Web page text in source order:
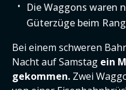
Die Waggons waren
Güterzüge beim
Bei einem schweren
Nacht auf Samstag ein
gekommen. Zwei